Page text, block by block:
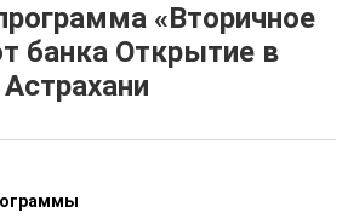
«Вторичное
банка Открытие в
Астрахани